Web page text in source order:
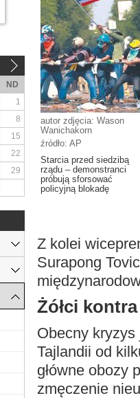
autor zdjęcia: Wason
Wanichakorn
źródło: AP
Starcia przed siedzibą
rządu – demonstranci
próbują sforsować
policyjną blokadę
Z kolei
Surapong
Żółci
Obecny
Tajlandii od
główne obozy
zmęczenie
ND
1
8
15
22
29